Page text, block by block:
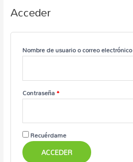
Acceder
Nombre de usuario o correo electrónico
Contraseña*
Recuérdame
ACCEDER